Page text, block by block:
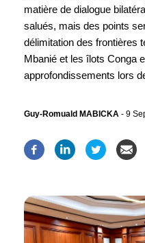
matière de dialogue
salués, mais des points
délimitation des frontières
Mbanié et les îlots Conga
approfondissements lors
Guy-Romuald MABICKA - 9